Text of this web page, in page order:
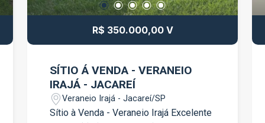
informações, consulte as condições de
R$ 350.000,00 V
SÍTIO Á VENDA - VERANEIO
IRAJÁ - JACAREÍ
Veraneio Irajá - Jacareí/SP
Sítio à Venda - Veraneio Irajá Excelente